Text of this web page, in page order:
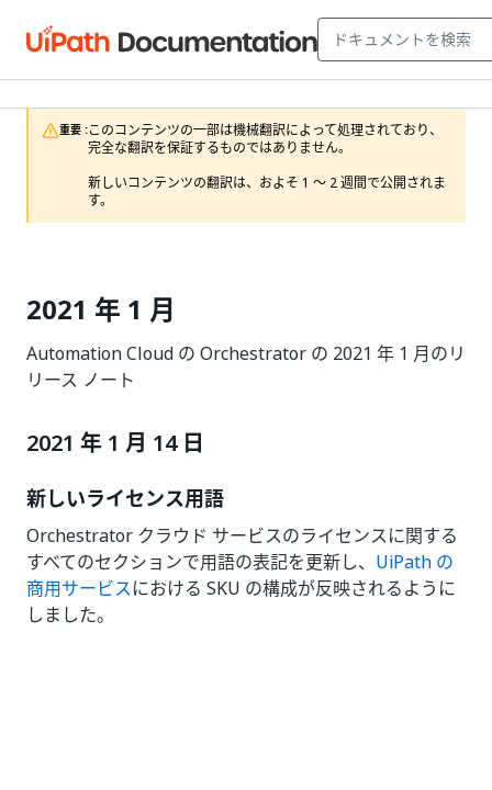
重要 :このコンテンツの一部は機械翻訳によって処理されており、
完全な翻訳を保証するものではありません。
新しいコンテンツの翻訳は、およそ 1 ～ 2 週間で公開されま
す。
2021 年 1 月
Automation Cloud の Orchestrator の 2021 年 1 月のリ
リース ノート
2021 年 1 月 14 日
新しいライセンス用語
Orchestrator クラウド サービスのライセンスに関する
すべてのセクションで用語の表記を更新し、 UiPath の
商用サービスにおける SKU の構成が反映されるように
しました。